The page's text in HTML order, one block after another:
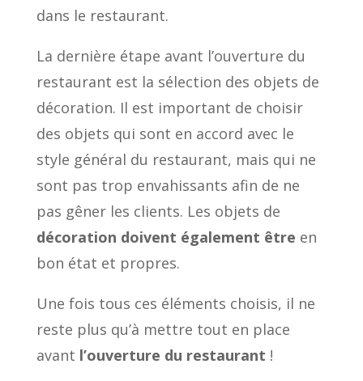
dans le restaurant.
La dernière étape avant l’ouverture du
restaurant est la sélection des objets de
décoration. Il est important de choisir
des objets qui sont en accord avec le
style général du restaurant, mais qui ne
sont pas trop envahissants afin de ne
pas gêner les clients. Les objets de
décoration doivent également être en
bon état et propres.
Une fois tous ces éléments choisis, il ne
reste plus qu’à mettre tout en place
avant l’ouverture du restaurant !